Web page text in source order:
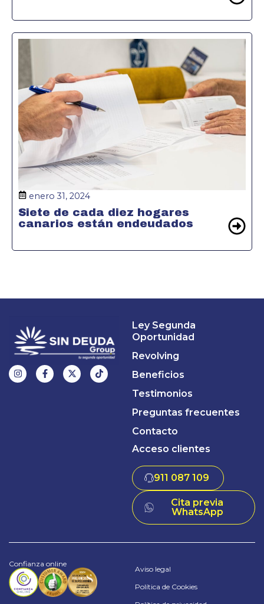
enero 31, 2024
Siete de cada diez hogares
canarios están endeudados
Ley Segunda
Oportunidad
Revolving
Beneficios
Testimonios
Preguntas frecuentes
Contacto
Acceso clientes
911 087 109
Cita previa
WhatsApp
Confianza online
Aviso legal
Política de Cookies